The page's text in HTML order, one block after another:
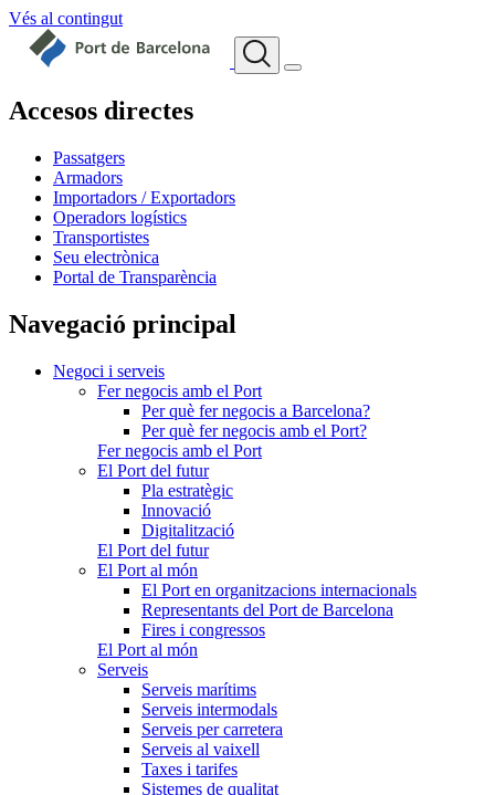
Vés al contingut
Accesos directes
Passatgers
Armadors
Importadors / Exportadors
Operadors logístics
Transportistes
Seu electrònica
Portal de Transparència
Navegació principal
Negoci i serveis
Fer negocis amb el Port
Per què fer negocis a Barcelona?
Per què fer negocis amb el Port?
Fer negocis amb el Port
El Port del futur
Pla estratègic
Innovació
Digitalització
El Port del futur
El Port al món
El Port en organitzacions internacionals
Representants del Port de Barcelona
Fires i congressos
El Port al món
Serveis
Serveis marítims
Serveis intermodals
Serveis per carretera
Serveis al vaixell
Taxes i tarifes
Sistemes de qualitat